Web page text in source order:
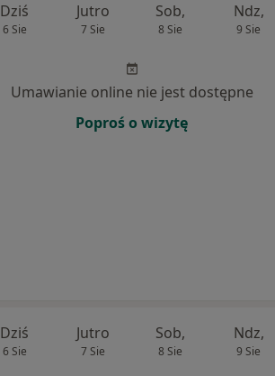
Dziś
6 Sie
Jutro
7 Sie
Sob,
8 Sie
Ndz,
9 Sie
Umawianie online nie jest dostępne
Poproś o wizytę
Dziś
6 Sie
Jutro
7 Sie
Sob,
8 Sie
Ndz,
9 Sie